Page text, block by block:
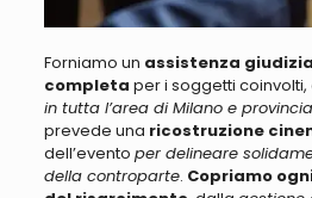
Forniamo un assistenza
completa per i soggetti
in tutta l’area di Milano e provincia
prevede una ricostruzione
dell’evento per delineare
della controparte. Copriamo